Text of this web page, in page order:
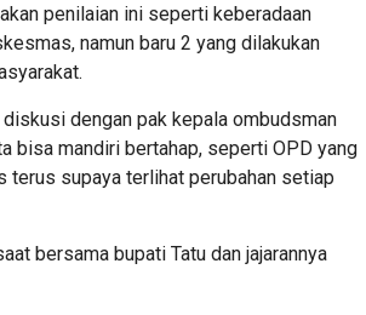
penilaian ini seperti keberadaan
namun baru 2 yang dilakukan
dengan pak kepala ombudsman
bisa mandiri bertahap, seperti OPD yang
terus supaya terlihat perubahan setiap